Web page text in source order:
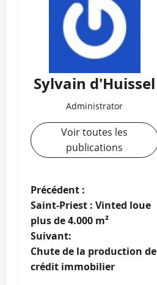
Sylvain d'Huissel
Administrator
Voir toutes les
publications
N
a
v
i
Précédent :
Saint-Priest : Vinted loue
plus de 4.000 m²
Suivant:
Chute de la production de
crédit immobilier